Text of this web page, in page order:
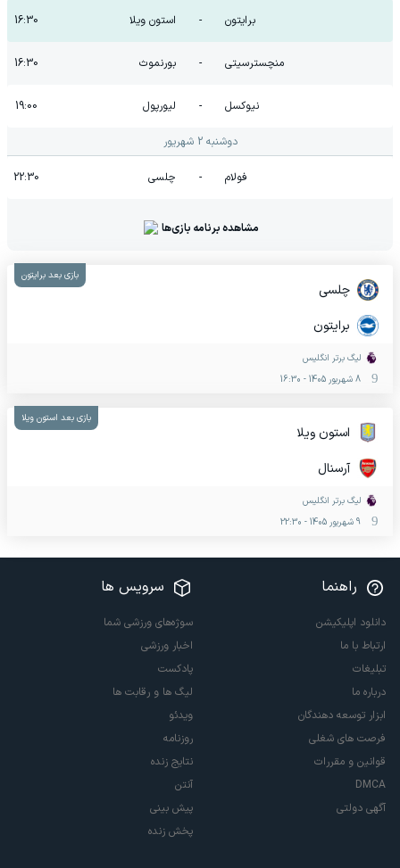
برایتون - استون ویلا 16:30
منچسترسیتی - بورنموث 16:30
نیوکسل - لیورپول 19:00
دوشنبه 2 شهریور
فولام - چلسی 22:30
مشاهده برنامه بازی‌ها
چلسی
برایتون
لیگ برتر انگلیس
8 شهریور 1405
-
16:30
بازی بعد برایتون
استون ویلا
آرسنال
لیگ برتر انگلیس
9 شهریور 1405
-
22:30
بازی بعد استون ویلا
راهنما
دانلود اپلیکیشن
ارتباط با ما
تبلیغات
درباره ما
ابزار توسعه دهندگان
فرصت های شغلی
قوانین و مقررات
DMCA
آگهی دولتی
سرویس ها
سوژه‌های ورزشی شما
اخبار ورزشی
پادکست
لیگ ها و رقابت ها
ویدئو
روزنامه
نتایج زنده
آنتن
پیش بینی
پخش زنده